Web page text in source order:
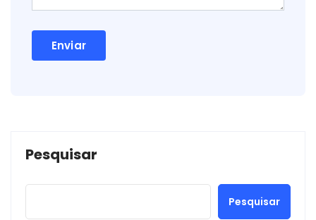
Pesquisar
Pesquisar